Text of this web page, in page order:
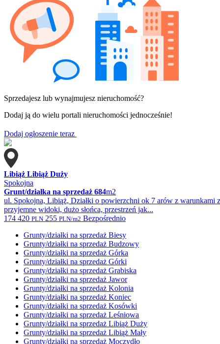
Sprzedajesz lub wynajmujesz nieruchomość?
Dodaj ją do wielu portali nieruchomości jednocześnie!
Dodaj ogłoszenie teraz
Libiąż Libiąż Duży
Spokojna
Grunt/działka na sprzedaż 684m2
ul. Spokojna, Libiąż, Działki o powierzchni ok 7 arów z
przyjemne widoki, dużo słońca, przestrzeń jak...
174 420 PLN 255 PLN/m2 Bezpośrednio
Grunty/działki na sprzedaż Biesy
Grunty/działki na sprzedaż Budzowy
Grunty/działki na sprzedaż Górka
Grunty/działki na sprzedaż Górki
Grunty/działki na sprzedaż Grabiska
Grunty/działki na sprzedaż Jawor
Grunty/działki na sprzedaż Kolonia
Grunty/działki na sprzedaż Koniec
Grunty/działki na sprzedaż Kosówki
Grunty/działki na sprzedaż Leśniowa
Grunty/działki na sprzedaż Libiąż Duży
Grunty/działki na sprzedaż Libiąż Mały
Grunty/działki na sprzedaż Moczydło